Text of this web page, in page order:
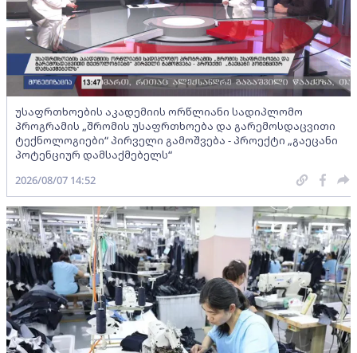
უსაფრთხოების აკადემიის ორწლიანი სადიპლომო
პროგრამის „შრომის უსაფრთხოება და გარემოსდაცვითი
ტექნოლოგიები“ პირველი გამოშვება - პროექტი „გაეცანი
პოტენციურ დამსაქმებელს“
2026/08/07 14:52